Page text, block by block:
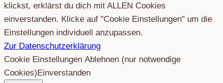
klickst, erklärst du dich mit ALLEN Cookies
einverstanden. Klicke auf "Cookie Einstellungen" um die
Einstellungen individuell anzupassen.
Zur Datenschutzerklärung
Cookie Einstellungen Ablehnen (nur notwendige
Cookies)Einverstanden